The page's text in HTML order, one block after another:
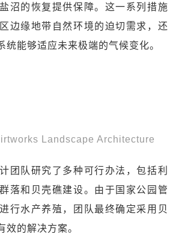
沼的恢复提供保障。这一系列措施
边缘地带自然环境的迫切需求，还
统能够适应未来极端的气候变化。
Landscape Architecture
团队研究了多种可行办法，包括利
落和贝壳礁建设。由于国家公园管
行水产养殖，团队最终确定采用贝
效的解决方案。